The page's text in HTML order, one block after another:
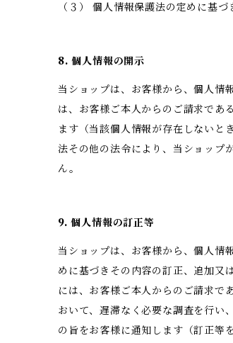
（３） 個人情報保護法の定めに基
8. 個人情報の開示
当ショップは、お客様から、個人情
は、お客様ご本人からのご請求であ
ます（当該個人情報が存在しないと
法その他の法令により、当ショップ
ん。
9. 個人情報の訂正等
当ショップは、お客様から、個人情
めに基づきその内容の訂正、追加又
には、お客様ご本人からのご請求で
おいて、遅滞なく必要な調査を行い
の旨をお客様に通知します（訂正等